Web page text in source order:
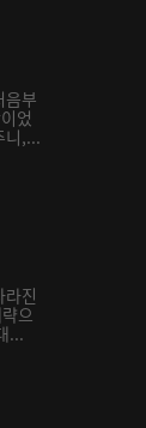
음부
었
니,...
진
으
...